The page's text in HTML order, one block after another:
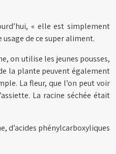
« elle est simplement
usage de ce super aliment.
on utilise les jeunes pousses,
la plante peuvent également
La fleur, que l’on peut voir
La racine séchée était
d’acides phénylcarboxyliques